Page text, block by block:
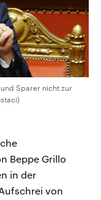
Sparer nicht zur
Beppe Grillo
in der
von